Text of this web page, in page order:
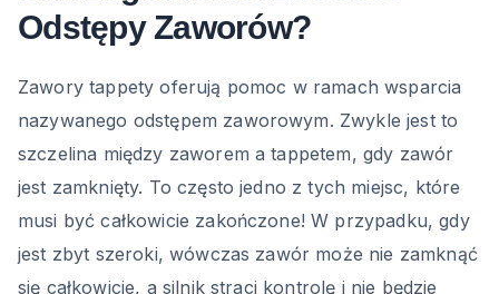
Odstępy Zaworów?
Zawory tappety oferują pomoc w ramach wsparcia
nazywanego odstępem zaworowym. Zwykle jest to
szczelina między zaworem a tappetem, gdy zawór
jest zamknięty. To często jedno z tych miejsc, które
musi być całkowicie zakończone! W przypadku, gdy
jest zbyt szeroki, wówczas zawór może nie zamknąć
się całkowicie, a silnik straci kontrolę i nie będzie